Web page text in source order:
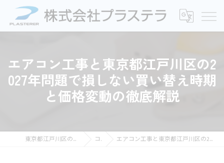
エアコン工事と東京都江戸川区の2
027年問題で損しない買い替え時期
と価格変動の徹底解説
東京都江戸川区の電気工事なら株式会社プラステラ コラム エアコン工事と東京都江戸川区の2027年問題で損しない買い替え時期と価格変動の徹底解説